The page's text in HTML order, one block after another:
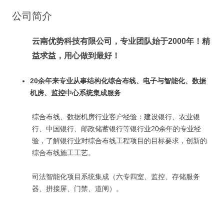
公司简介
云南优势科技有限公司，专业团队始于2000年！精
益求益，用心做到最好！
20余年来专业从事结构化综合布线、电子与智能化、数据
机房、监控中心系统集成服务
综合布线、数据机房行业客户经验：建设银行、农业银
行、中国银行、邮政储蓄银行等银行业20余年的专业经
验，了解银行业对综合布线工程项目的目标要求，创新的
综合布线施工工艺。
司法智能化项目系统集成（六专四室、监控、存储服务
器、拼接屏、门禁、道闸）。